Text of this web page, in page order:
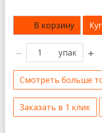
В корзину
упак
Смотреть больше
Заказать в 1 клик